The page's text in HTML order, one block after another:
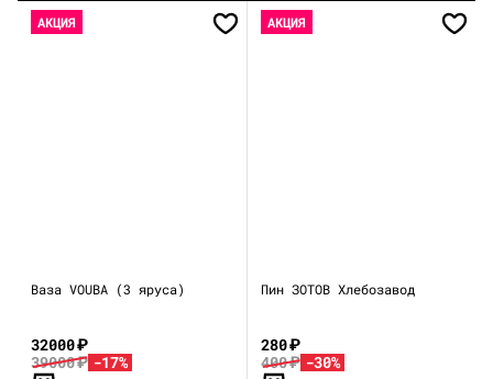
АКЦИЯ
Ваза VOUBA (3 яруса)
32000₽
39000₽ -17%
АКЦИЯ
Пин ЗОТОВ Хлебозавод
280₽
400₽ -30%